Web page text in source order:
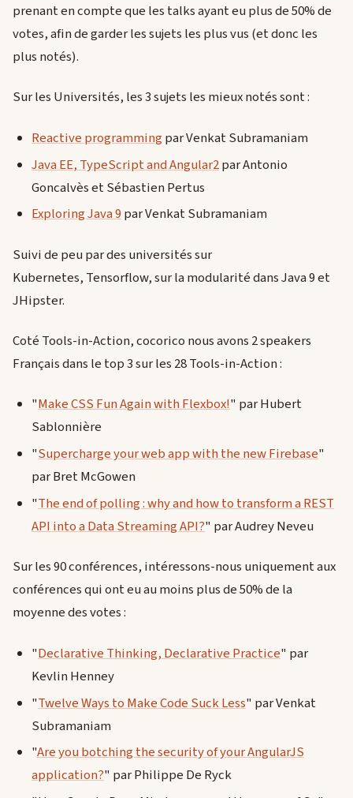
prenant en compte que les talks ayant eu plus de 50% de
votes, afin de garder les sujets les plus vus (et donc les
plus notés).
Sur les Universités, les 3 sujets les mieux notés sont :
Reactive programmingpar Venkat Subramaniam
Java EE, TypeScript and Angular2par Antonio
Goncalvès et Sébastien Pertus
Exploring Java 9par Venkat Subramaniam
Suivi de peu par des universités sur
Kubernetes, Tensorflow, sur la modularité dans Java 9 et
JHipster.
Coté Tools-in-Action, cocorico nous avons 2 speakers
Français dans le top 3 sur les 28 Tools-in-Action :
"Make CSS Fun Again with Flexbox!" par Hubert
Sablonnière
"Supercharge your web app with the new Firebase"
par Bret McGowen
"The end of polling : why and how to transform a REST
API into a Data Streaming API?" par Audrey Neveu
Sur les 90 conférences, intéressons-nous uniquement aux
conférences qui ont eu au moins plus de 50% de la
moyenne des votes :
"Declarative Thinking, Declarative Practice" par
Kevlin Henney
"Twelve Ways to Make Code Suck Less" par Venkat
Subramaniam
"Are you botching the security of your AngularJS
application?" par Philippe De Ryck